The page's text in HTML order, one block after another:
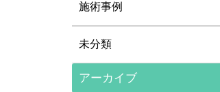
施術事例
未分類
アーカイブ